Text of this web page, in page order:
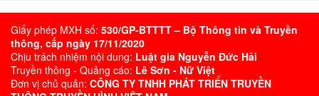
Giấy phép MXH số: 530/GP-BTTTT – Bộ Thông tin và Truyền
thông, cấp ngày 17/11/2020
Chịu trách nhiệm nội dung: Luật gia Nguyễn Đức Hải
Truyền thông - Quảng cáo: Lê Sơn - Nữ Việt
Đơn vị chủ quản: CÔNG TY TNHH PHÁT TRIỂN TRUYỀN